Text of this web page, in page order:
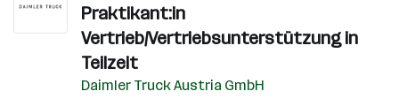
Praktikant:in
Vertrieb/Vertriebsunterstützung in
Teilzeit
Daimler Truck Austria GmbH